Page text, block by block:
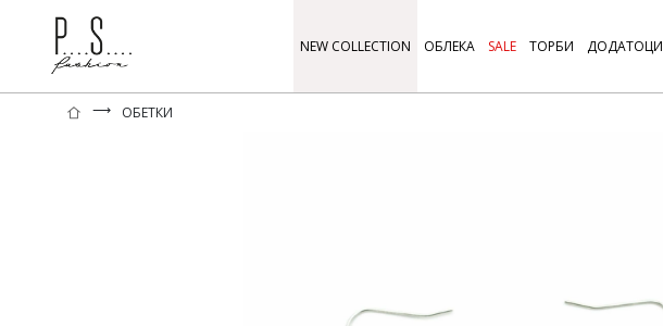
NEW COLLECTION ОБЛЕКА SALE ТОРБИ ДОДАТОЦИ
⟶ ОБЕТКИ